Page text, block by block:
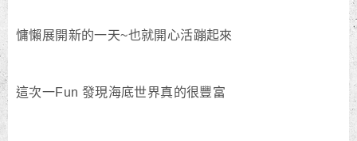
慵懶展開新的一天~也就開心活蹦起來
這次一Fun 發現海底世界真的很豐富